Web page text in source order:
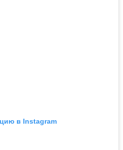
в Instagram